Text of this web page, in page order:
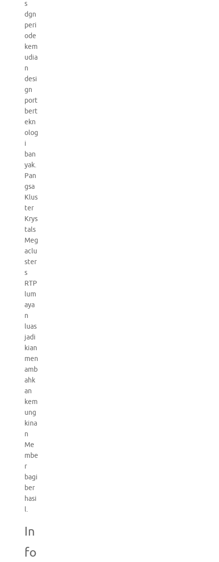
s
dgn
peri
ode
kem
udia
n
desi
gn
port
bert
ekn
olog
i
ban
yak.
Pan
gsa
Klus
ter
Krys
tals
Meg
aclu
ster
s
RTP
lum
aya
n
luas
jadi
kian
men
amb
ahk
an
kem
ung
kina
n
Me
mbe
r
bagi
ber
hasi
l.
In
fo